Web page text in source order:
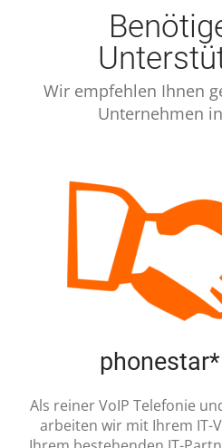
Wir empfehlen Ihnen
Unternehmen
Als reiner VoIP Telefonie
arbeiten wir mit Ihrem IT-